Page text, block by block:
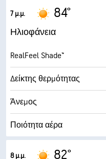
Μέγιστος δείκτης UV
Ριπές ανέμου
Υγρασία
Σημείο δρόσου
AccuLumen Brightness
Νεφοκάλυψη
7 μ.μ. 84°
Ηλιοφάνεια
RealFeel Shade™
Δείκτης θερμότητας
Άνεμος
Ποιότητα αέρα
Μέγιστος δείκτης UV
8 μ.μ. 82°